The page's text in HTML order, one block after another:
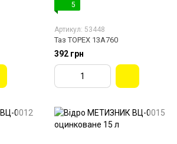
5
Артикул: 53448
Таз TOPEX 13A760
392 грн